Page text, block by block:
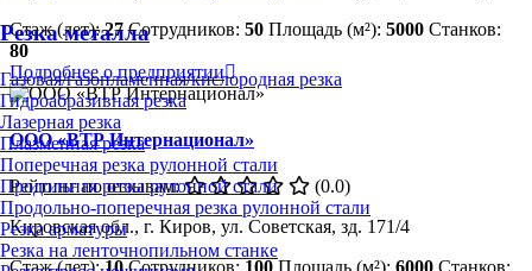
Резка металла
Газовая/газопламенная/кислородная резка
Гидроабразивная резка
Лазерная резка
Плазменная резка
Поперечная резка рулонной стали
Продольная резка рулонной стали
Продольно-поперечная резка рулонной стали
Резка арматуры
Резка на ленточнопильном станке
Стаж (лет):27 Сотрудников: 50 Площадь (м²): 5000 Станков:
80
Подробнее о предприятии
ООО «ВТР Интернационал»
Рейтинг по отзывам:
(0.0)
Кировская обл., г. Киров, ул. Советская, зд. 171/4